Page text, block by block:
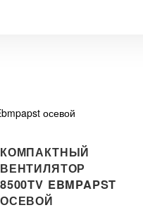
осевой
КОМПАКТНЫЙ
ВЕНТИЛЯТОР
8500TV EBMPAPST
ОСЕВОЙ